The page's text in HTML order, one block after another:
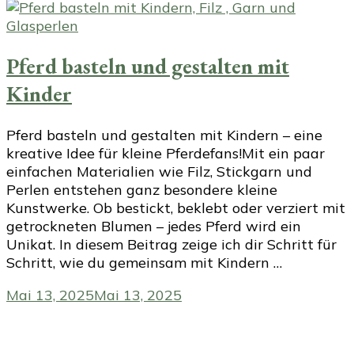
Pferd basteln und gestalten mit
Kinder
Pferd basteln und gestalten mit Kindern – eine
kreative Idee für kleine Pferdefans!Mit ein paar
einfachen Materialien wie Filz, Stickgarn und
Perlen entstehen ganz besondere kleine
Kunstwerke. Ob bestickt, beklebt oder verziert mit
getrockneten Blumen – jedes Pferd wird ein
Unikat. In diesem Beitrag zeige ich dir Schritt für
Schritt, wie du gemeinsam mit Kindern …
Mai 13, 2025Mai 13, 2025